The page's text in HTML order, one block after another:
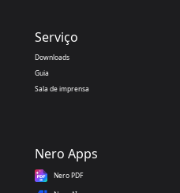
Serviço
Downloads
Guia
Sala de imprensa
Nero Apps
Nero PDF